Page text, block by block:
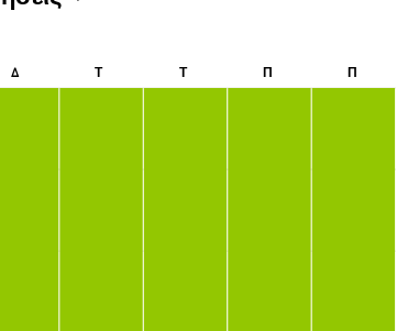
Δ Τ Τ Π Π